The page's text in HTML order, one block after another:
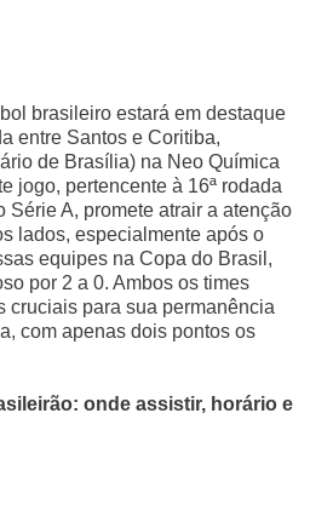
brasileiro estará em destaque
entre Santos e Coritiba,
de Brasília) na Neo Química
jogo, pertencente à 16ª rodada
Série A, promete atrair a atenção
lados, especialmente após o
equipes na Copa do Brasil,
por 2 a 0. Ambos os times
cruciais para sua permanência
com apenas dois pontos os
onde assistir, horário e